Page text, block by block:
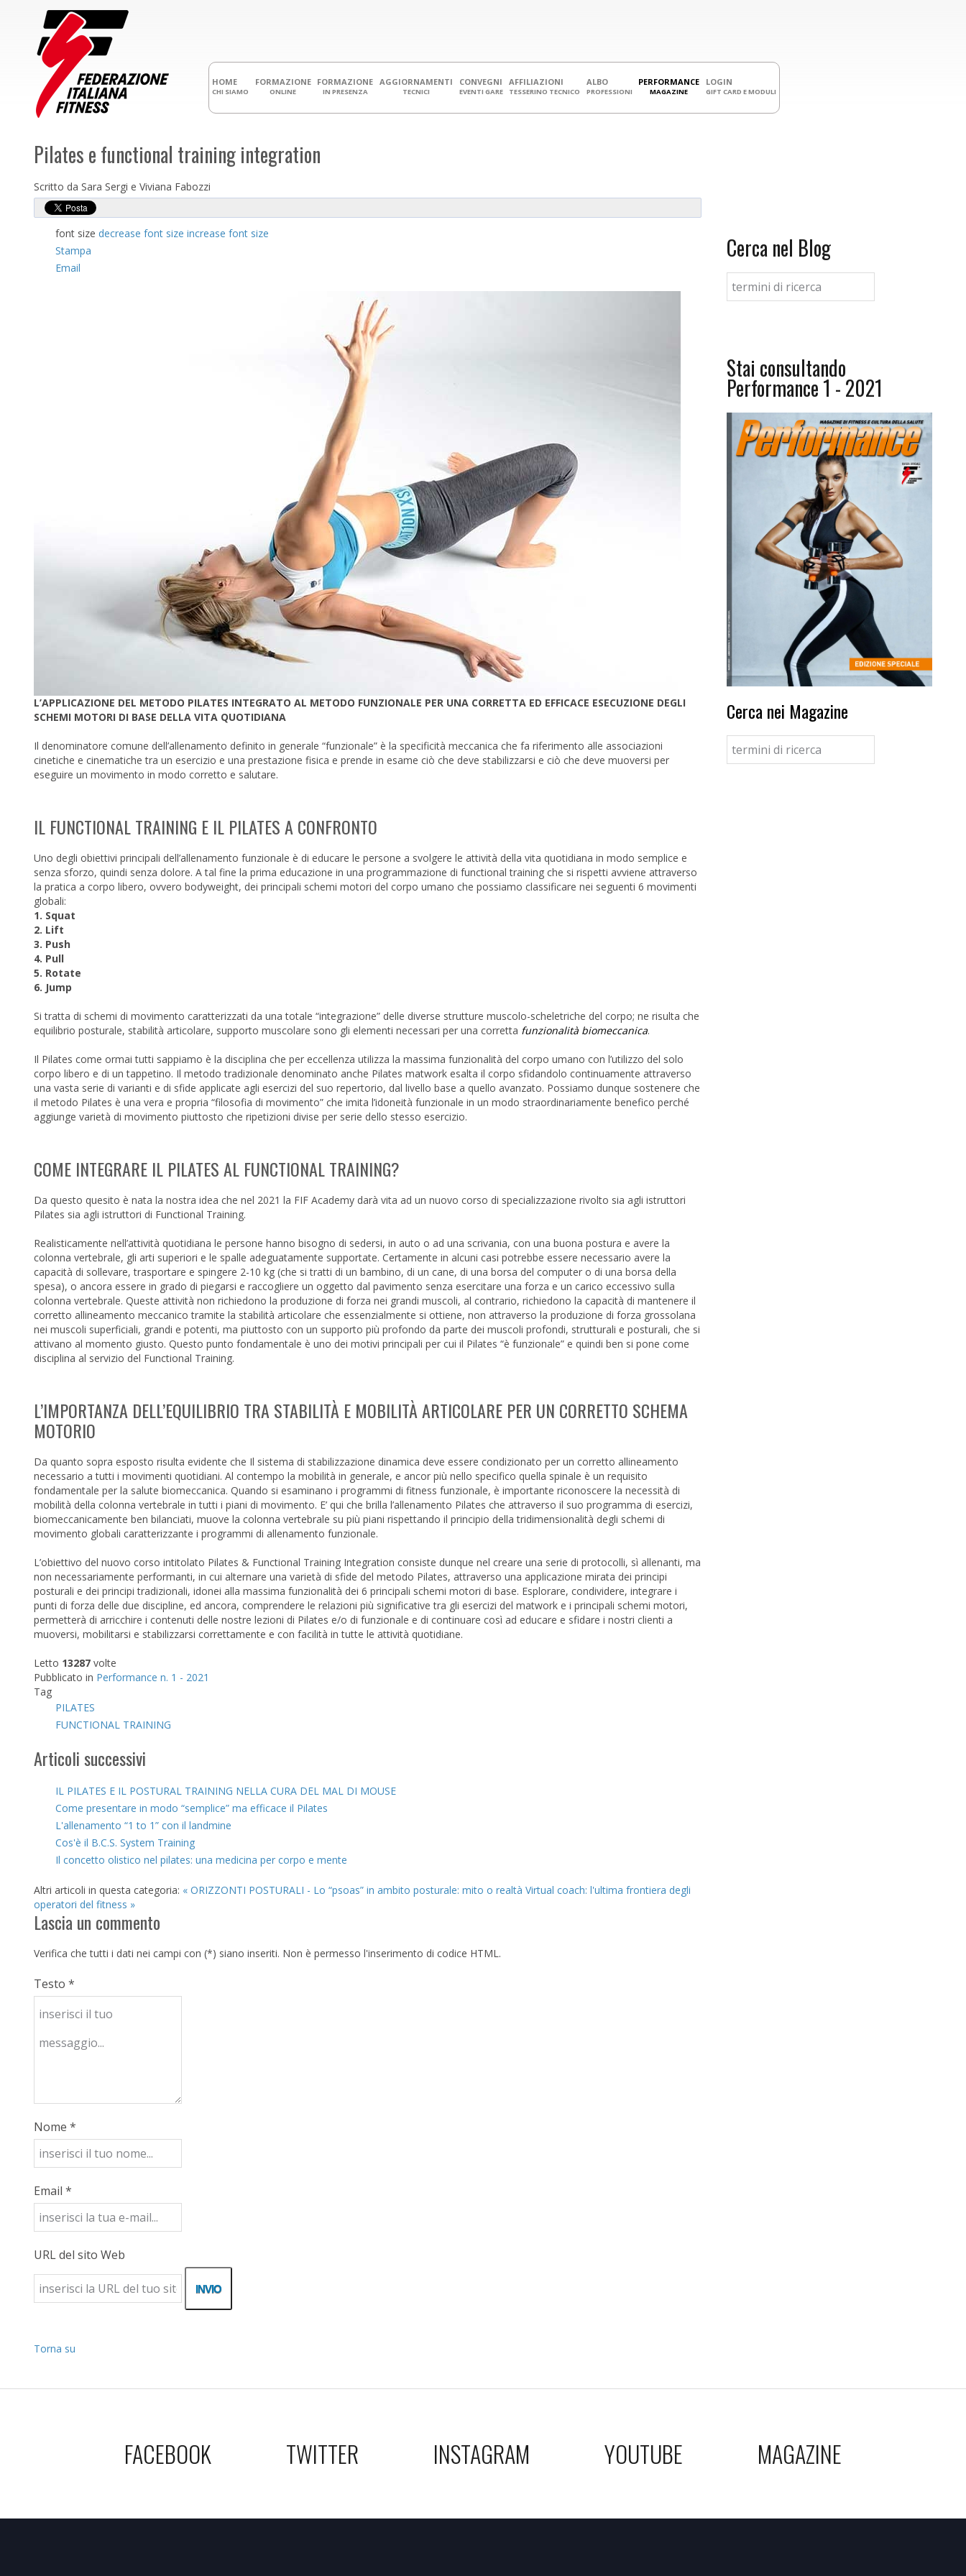
HOME
CHI SIAMO
FORMAZIONE
ONLINE
FORMAZIONE
IN PRESENZA
AGGIORNAMENTI
TECNICI
CONVEGNI
EVENTI GARE
AFFILIAZIONI
TESSERINO TECNICO
ALBO
PROFESSIONI
PERFORMANCE
MAGAZINE
LOGIN
GIFT CARD E MODULI
Pilates e functional training integration
Scritto da Sara Sergi e Viviana Fabozzi
font size decrease font size increase font size
Stampa
Email
L’APPLICAZIONE DEL METODO PILATES INTEGRATO AL METODO FUNZIONALE PER UNA CORRETTA ED EFFICACE ESECUZIONE DEGLI
SCHEMI MOTORI DI BASE DELLA VITA QUOTIDIANA
Il denominatore comune dell’allenamento definito in generale “funzionale” è la specificità meccanica che fa riferimento alle associazioni
cinetiche e cinematiche tra un esercizio e una prestazione fisica e prende in esame ciò che deve stabilizzarsi e ciò che deve muoversi per
eseguire un movimento in modo corretto e salutare.
IL FUNCTIONAL TRAINING E IL PILATES A CONFRONTO
Uno degli obiettivi principali dell’allenamento funzionale è di educare le persone a svolgere le attività della vita quotidiana in modo semplice e
senza sforzo, quindi senza dolore. A tal fine la prima educazione in una programmazione di functional training che si rispetti avviene attraverso
la pratica a corpo libero, ovvero bodyweight, dei principali schemi motori del corpo umano che possiamo classificare nei seguenti 6 movimenti
globali:
1. Squat
2. Lift
3. Push
4. Pull
5. Rotate
6. Jump
Si tratta di schemi di movimento caratterizzati da una totale “integrazione” delle diverse strutture muscolo-scheletriche del corpo; ne risulta che
equilibrio posturale, stabilità articolare, supporto muscolare sono gli elementi necessari per una corretta funzionalità biomeccanica.
Il Pilates come ormai tutti sappiamo è la disciplina che per eccellenza utilizza la massima funzionalità del corpo umano con l’utilizzo del solo
corpo libero e di un tappetino. Il metodo tradizionale denominato anche Pilates matwork esalta il corpo sfidandolo continuamente attraverso
una vasta serie di varianti e di sfide applicate agli esercizi del suo repertorio, dal livello base a quello avanzato. Possiamo dunque sostenere che
il metodo Pilates è una vera e propria “filosofia di movimento” che imita l’idoneità funzionale in un modo straordinariamente benefico perché
aggiunge varietà di movimento piuttosto che ripetizioni divise per serie dello stesso esercizio.
COME INTEGRARE IL PILATES AL FUNCTIONAL TRAINING?
Da questo quesito è nata la nostra idea che nel 2021 la FIF Academy darà vita ad un nuovo corso di specializzazione rivolto sia agli istruttori
Pilates sia agli istruttori di Functional Training.
Realisticamente nell’attività quotidiana le persone hanno bisogno di sedersi, in auto o ad una scrivania, con una buona postura e avere la
colonna vertebrale, gli arti superiori e le spalle adeguatamente supportate. Certamente in alcuni casi potrebbe essere necessario avere la
capacità di sollevare, trasportare e spingere 2-10 kg (che si tratti di un bambino, di un cane, di una borsa del computer o di una borsa della
spesa), o ancora essere in grado di piegarsi e raccogliere un oggetto dal pavimento senza esercitare una forza e un carico eccessivo sulla
colonna vertebrale. Queste attività non richiedono la produzione di forza nei grandi muscoli, al contrario, richiedono la capacità di mantenere il
corretto allineamento meccanico tramite la stabilità articolare che essenzialmente si ottiene, non attraverso la produzione di forza grossolana
nei muscoli superficiali, grandi e potenti, ma piuttosto con un supporto più profondo da parte dei muscoli profondi, strutturali e posturali, che si
attivano al momento giusto. Questo punto fondamentale è uno dei motivi principali per cui il Pilates “è funzionale” e quindi ben si pone come
disciplina al servizio del Functional Training.
L’IMPORTANZA DELL’EQUILIBRIO TRA STABILITÀ E MOBILITÀ ARTICOLARE PER UN CORRETTO SCHEMA
MOTORIO
Da quanto sopra esposto risulta evidente che Il sistema di stabilizzazione dinamica deve essere condizionato per un corretto allineamento
necessario a tutti i movimenti quotidiani. Al contempo la mobilità in generale, e ancor più nello specifico quella spinale è un requisito
fondamentale per la salute biomeccanica. Quando si esaminano i programmi di fitness funzionale, è importante riconoscere la necessità di
mobilità della colonna vertebrale in tutti i piani di movimento. E’ qui che brilla l’allenamento Pilates che attraverso il suo programma di esercizi,
biomeccanicamente ben bilanciati, muove la colonna vertebrale su più piani rispettando il principio della tridimensionalità degli schemi di
movimento globali caratterizzante i programmi di allenamento funzionale.
L’obiettivo del nuovo corso intitolato Pilates & Functional Training Integration consiste dunque nel creare una serie di protocolli, sì allenanti, ma
non necessariamente performanti, in cui alternare una varietà di sfide del metodo Pilates, attraverso una applicazione mirata dei principi
posturali e dei principi tradizionali, idonei alla massima funzionalità dei 6 principali schemi motori di base. Esplorare, condividere, integrare i
punti di forza delle due discipline, ed ancora, comprendere le relazioni più significative tra gli esercizi del matwork e i principali schemi motori,
permetterà di arricchire i contenuti delle nostre lezioni di Pilates e/o di funzionale e di continuare così ad educare e sfidare i nostri clienti a
muoversi, mobilitarsi e stabilizzarsi correttamente e con facilità in tutte le attività quotidiane.
Letto 13287 volte
Pubblicato in Performance n. 1 - 2021
Tag
PILATES
FUNCTIONAL TRAINING
Articoli successivi
IL PILATES E IL POSTURAL TRAINING NELLA CURA DEL MAL DI MOUSE
Come presentare in modo “semplice” ma efficace il Pilates
L'allenamento “1 to 1” con il landmine
Cos'è il B.C.S. System Training
Il concetto olistico nel pilates: una medicina per corpo e mente
Altri articoli in questa categoria: « ORIZZONTI POSTURALI - Lo “psoas” in ambito posturale: mito o realtà Virtual coach: l'ultima frontiera degli
operatori del fitness »
Lascia un commento
Verifica che tutti i dati nei campi con (*) siano inseriti. Non è permesso l'inserimento di codice HTML.
Testo *
Nome *
Email *
URL del sito Web
Torna su
Cerca nel Blog
Stai consultando
Performance 1 - 2021
Cerca nei Magazine
FACEBOOK TWITTER INSTAGRAM YOUTUBE MAGAZINE